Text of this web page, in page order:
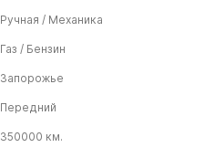
Ручная / Механика
Газ / Бензин
Запорожье
Передний
350000 км.